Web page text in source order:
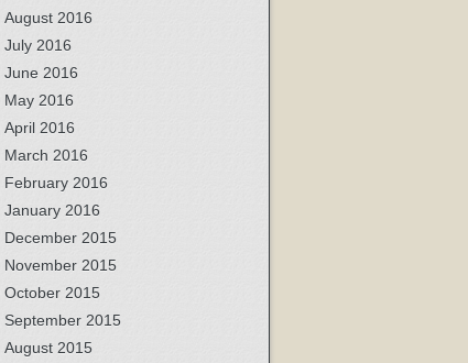
August 2016
July 2016
June 2016
May 2016
April 2016
March 2016
February 2016
January 2016
December 2015
November 2015
October 2015
September 2015
August 2015